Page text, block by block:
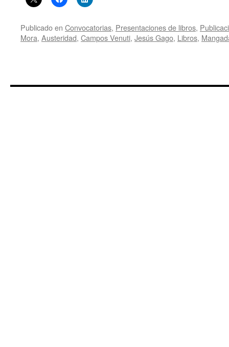
Publicado en Convocatorias, Presentaciones de libros,
Mora, Austeridad, Campos Venuti, Jesús Gago, Libros,